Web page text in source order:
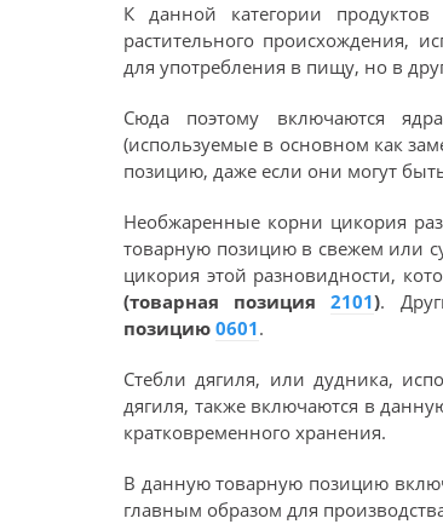
К данной категории
растительного происхождения,
для употребления в пищу, но в
Сюда поэтому включаются
(используемые в основном как
позицию, даже если они могут
Необжаренные корни цикория
товарную позицию в свежем или
цикория этой разновидности,
(товарная позиция2101).
позицию 0601.
Стебли дягиля, или дудника,
дягиля, также включаются в
кратковременного хранения.
В данную товарную позицию
главным образом для